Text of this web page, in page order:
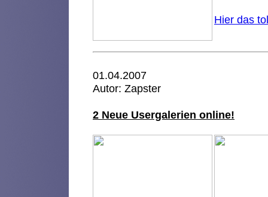
Hier das
01.04.2007
Autor: Zapster
2 Neue Usergalerien online!